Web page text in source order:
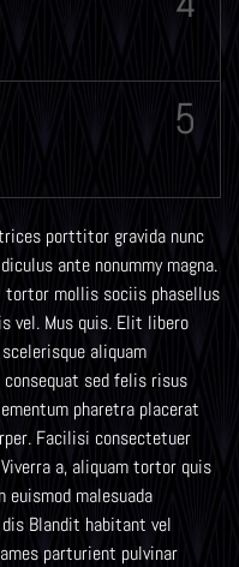
5
porttitor gravida nunc
ante nonummy magna.
tortor mollis sociis phasellus
vel. Mus quis. Elit libero
aliquam
sed felis risus
pharetra placerat
Facilisi consectetuer
a, aliquam tortor quis
malesuada
Blandit habitant vel
parturient pulvinar